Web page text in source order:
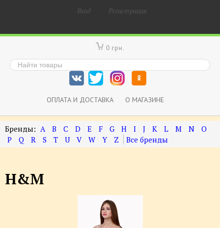
Вход Регистрация
0 грн.
ОПЛАТА И ДОСТАВКА О МАГАЗИНЕ
A B C D E F G H I J K L M N
O
P
Q R S T U V W Y Z
H&M